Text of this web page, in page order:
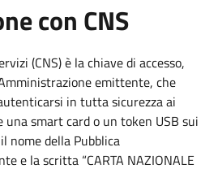
con CNS
(CNS) è la chiave di accesso,
emittente, che
in tutta sicurezza ai
una smart card o un token USB sui
nome della Pubblica
e la scritta “CARTA NAZIONALE